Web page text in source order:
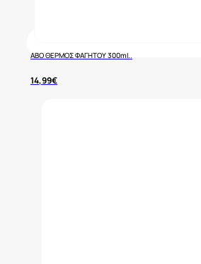
ABO ΘΕΡΜΟΣ ΦΑΓΗΤΟΥ 300ml..
14,99€